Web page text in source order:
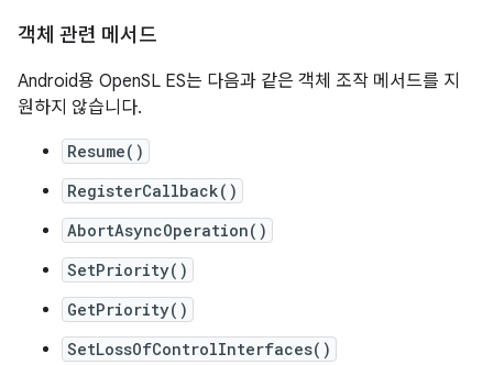
객체 관련 메서드
Android용 OpenSL ES는 다음과 같은 객체 조작 메서드를 지
원하지 않습니다.
Resume()
RegisterCallback()
AbortAsyncOperation()
SetPriority()
GetPriority()
SetLossOfControlInterfaces()